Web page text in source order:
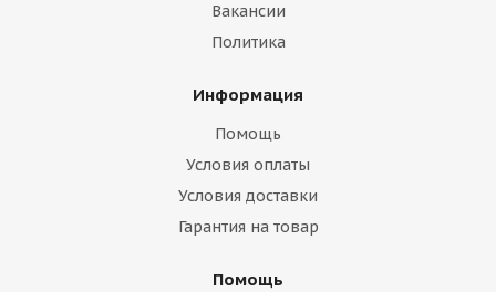
Вакансии
Политика
Информация
Помощь
Условия оплаты
Условия доставки
Гарантия на товар
Помощь